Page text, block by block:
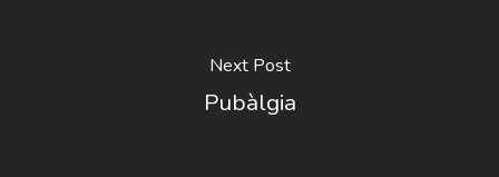
Next Post
Pubàlgia